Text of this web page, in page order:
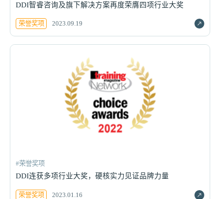
DDI智睿咨询及旗下解决方案再度荣膺四项行业大奖
荣誉奖项 2023.09.19
#荣誉奖项
DDI连获多项行业大奖，硬核实力见证品牌力量
荣誉奖项 2023.01.16